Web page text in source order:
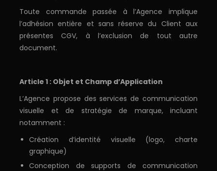
Toute commande passée à l’Agence implique
l’adhésion entière et sans réserve du Client aux
présentes CGV, à l’exclusion de tout autre
document.
Article 1 : Objet et Champ d’Application
L’Agence propose des services de communication
visuelle et de stratégie de marque, incluant
notamment :
Création d’identité visuelle (logo, charte
graphique)
Conception de supports de communication